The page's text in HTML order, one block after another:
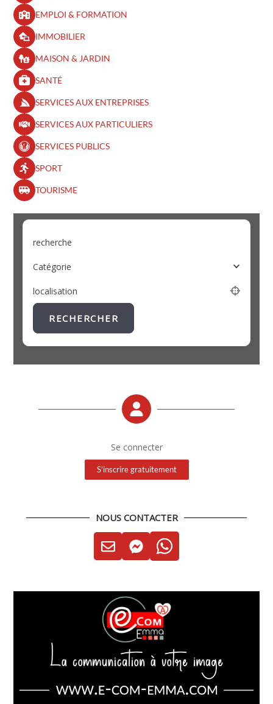
EMPLOI & FORMATION
IMMOBILIER
MAISON & JARDIN
SANTÉ
SERVICES AUX ENTREPRISES
SERVICES AUX PARTICULIERS
SERVICES PUBLICS
SPORT
TOURISME
recherche
Catégorie
localisation
RECHERCHER
Se connecter
S'inscrire gratuitement
NOUS CONTACTER